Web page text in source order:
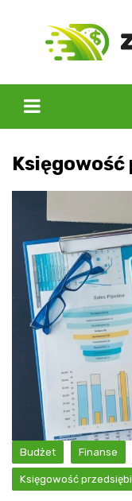
Budżet Finanse
Księgowość